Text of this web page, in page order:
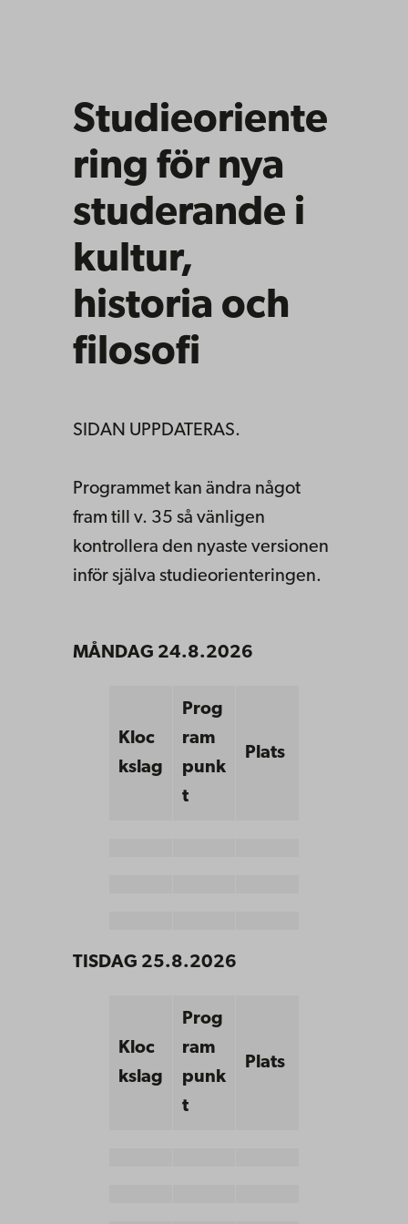
Studieoriente
ring för nya
studerande i
kultur,
historia och
filosofi
SIDAN UPPDATERAS.
Programmet kan ändra något
fram till v. 35 så vänligen
kontrollera den nyaste versionen
inför själva studieorienteringen.
MÅNDAG 24.8.2026
Kloc
kslag
Prog
ram
punk
t
Plats
TISDAG 25.8.2026
Kloc
kslag
Prog
ram
punk
t
Plats